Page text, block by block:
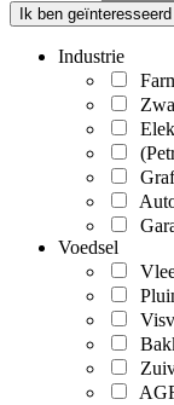
Ik ben
Industrie
Voedsel